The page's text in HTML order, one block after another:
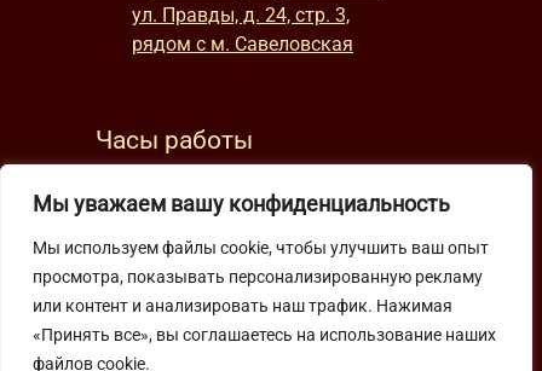
Мы уважаем вашу конфиденциальность
Мы используем файлы cookie, чтобы улучшить ваш опыт
просмотра, показывать персонализированную рекламу
или контент и анализировать наш трафик. Нажимая
«Принять все», вы соглашаетесь на использование наших
файлов cookie.
ул. Правды, д. 24, стр. 3,
рядом с м. Савеловская
Часы работы
будни: с 9:00 до 22:00
Подпишитесь на нашу рассылку